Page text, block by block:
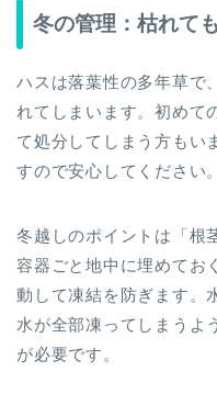
冬の管理：枯れて
ハスは落葉性の多年草で
れてしまいます。初めて
て処分してしまう方もい
すので安心してください。
冬越しのポイントは「根
容器ごと地中に埋めてお
動して凍結を防ぎます。
水が全部凍ってしまうよ
が必要です。